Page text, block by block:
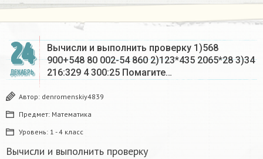
24
ДЕКАБРЬ
Вычисли и выполнить проверку 1)568
900+548 80 002-54 860 2)123*435 2065*28 3)34
216:329 4 300:25 Помагите…
Автор: denromenskiy4839
Предмет: Математика
Уровень: 1 - 4 класс
Вычисли и выполнить проверку